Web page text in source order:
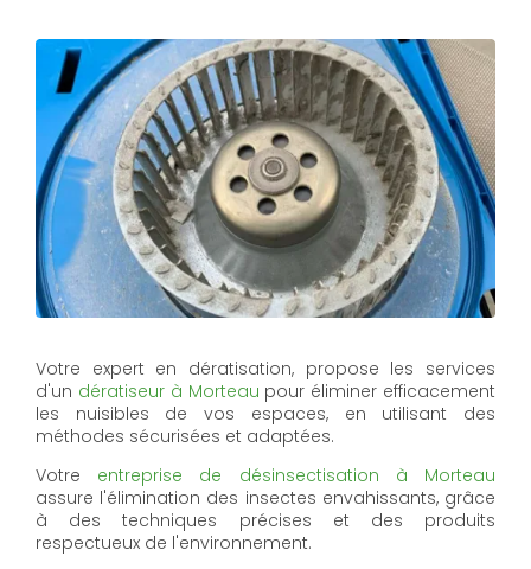
Votre expert en dératisation, propose les services
d'un dératiseur à Morteau pour éliminer efficacement
les nuisibles de vos espaces, en utilisant des
méthodes sécurisées et adaptées.
Votre entreprise de désinsectisation à Morteau
assure l'élimination des insectes envahissants, grâce
à des techniques précises et des produits
respectueux de l'environnement.